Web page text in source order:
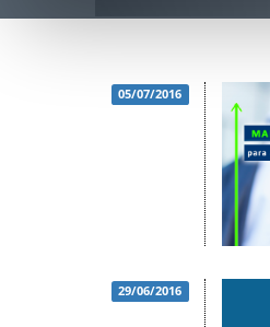
05/07/2016
29/06/2016